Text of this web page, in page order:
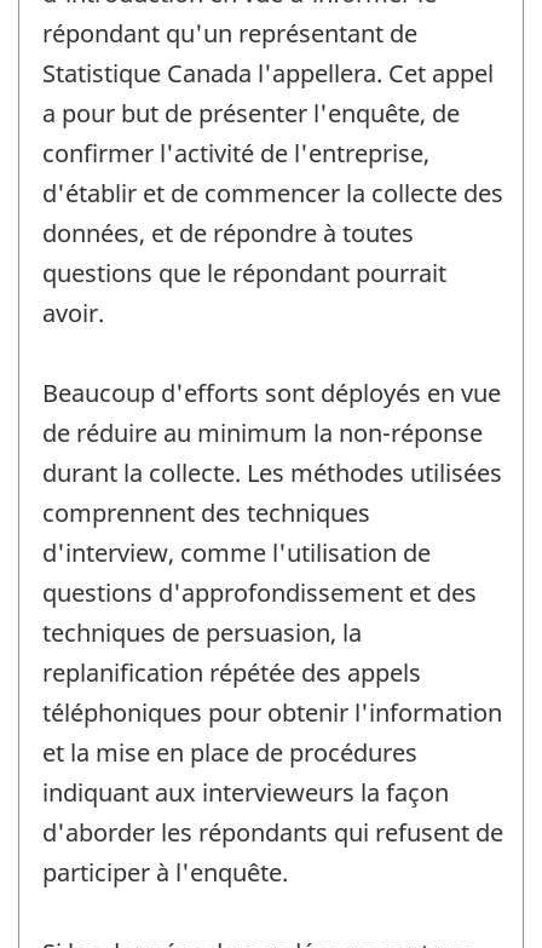
répondant qu'un représentant de
Statistique Canada l'appellera. Cet appel
a pour but de présenter l'enquête, de
confirmer l'activité de l'entreprise,
d'établir et de commencer la collecte des
données, et de répondre à toutes
questions que le répondant pourrait
avoir.
Beaucoup d'efforts sont déployés en vue
de réduire au minimum la non-réponse
durant la collecte. Les méthodes utilisées
comprennent des techniques
d'interview, comme l'utilisation de
questions d'approfondissement et des
techniques de persuasion, la
replanification répétée des appels
téléphoniques pour obtenir l'information
et la mise en place de procédures
indiquant aux intervieweurs la façon
d'aborder les répondants qui refusent de
participer à l'enquête.